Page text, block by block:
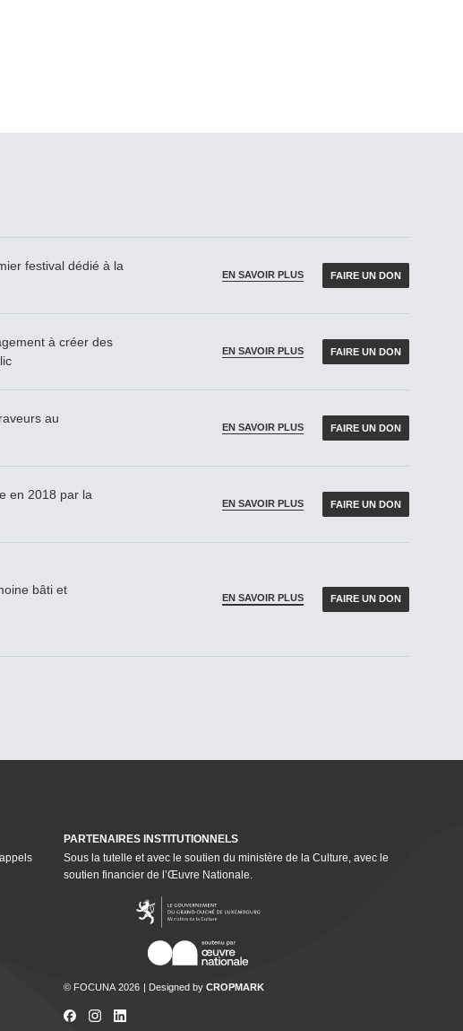
festival dédié à la
EN SAVOIR PLUS FAIRE UN DON
à créer des
EN SAVOIR PLUS FAIRE UN DON
au
EN SAVOIR PLUS FAIRE UN DON
en 2018 par la
EN SAVOIR PLUS FAIRE UN DON
bâti et
EN SAVOIR PLUS FAIRE UN DON
PARTENAIRES INSTI­TU­TION­NELS
Sous la tutelle et avec le soutien du ministère de la Culture, avec le
soutien financier de l’Œuvre Nationale.
© FOCUNA 2026 Designed byCROPMARK